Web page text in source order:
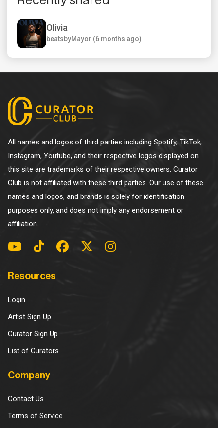
Olivia
beatsbyMayor (6 months ago)
All names and logos of third parties including Spotify, TikTok,
Instagram, Youtube, and their respective logos displayed on
this site are trademarks of their respective owners. Curator
Club is not affiliated with these third parties. Our use of these
names and logos, and brands is solely for identification
purposes only, and does not imply any endorsement or
affiliation.
Resources
Login
Artist Sign Up
Curator Sign Up
List of Curators
Company
Contact Us
Terms of Service